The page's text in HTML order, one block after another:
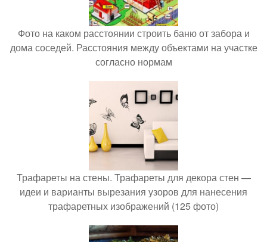
Фото на каком расстоянии строить баню от забора и
дома соседей. Расстояния между объектами на участке
согласно нормам
Трафареты на стены. Трафареты для декора стен —
идеи и варианты вырезания узоров для нанесения
трафаретных изображений (125 фото)